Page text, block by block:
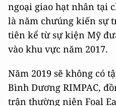
ngoại giao hạt nhân tại
là năm chưúng kiến sự
tiên kể từ sự kiện Mỹ
vào khu vực năm 2017.
Năm 2019 sẽ không có
Bình Dương RIMPAC,
trận thường niên Foal